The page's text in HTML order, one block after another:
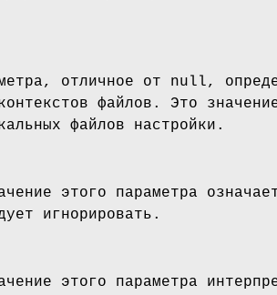
отличное от null,
файлов. Это
файлов настройки.
этого параметра
игнорировать.
этого параметра